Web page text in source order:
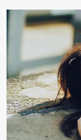
tuổi bị cuốn theo
bên cạnh vô tình bị
những người
đưa vào sống ở
con cái đầy đàn,
già nua. Đến cả
nhận. Ai cũng cho
có chút gì để đời,
ngày ông từ giã